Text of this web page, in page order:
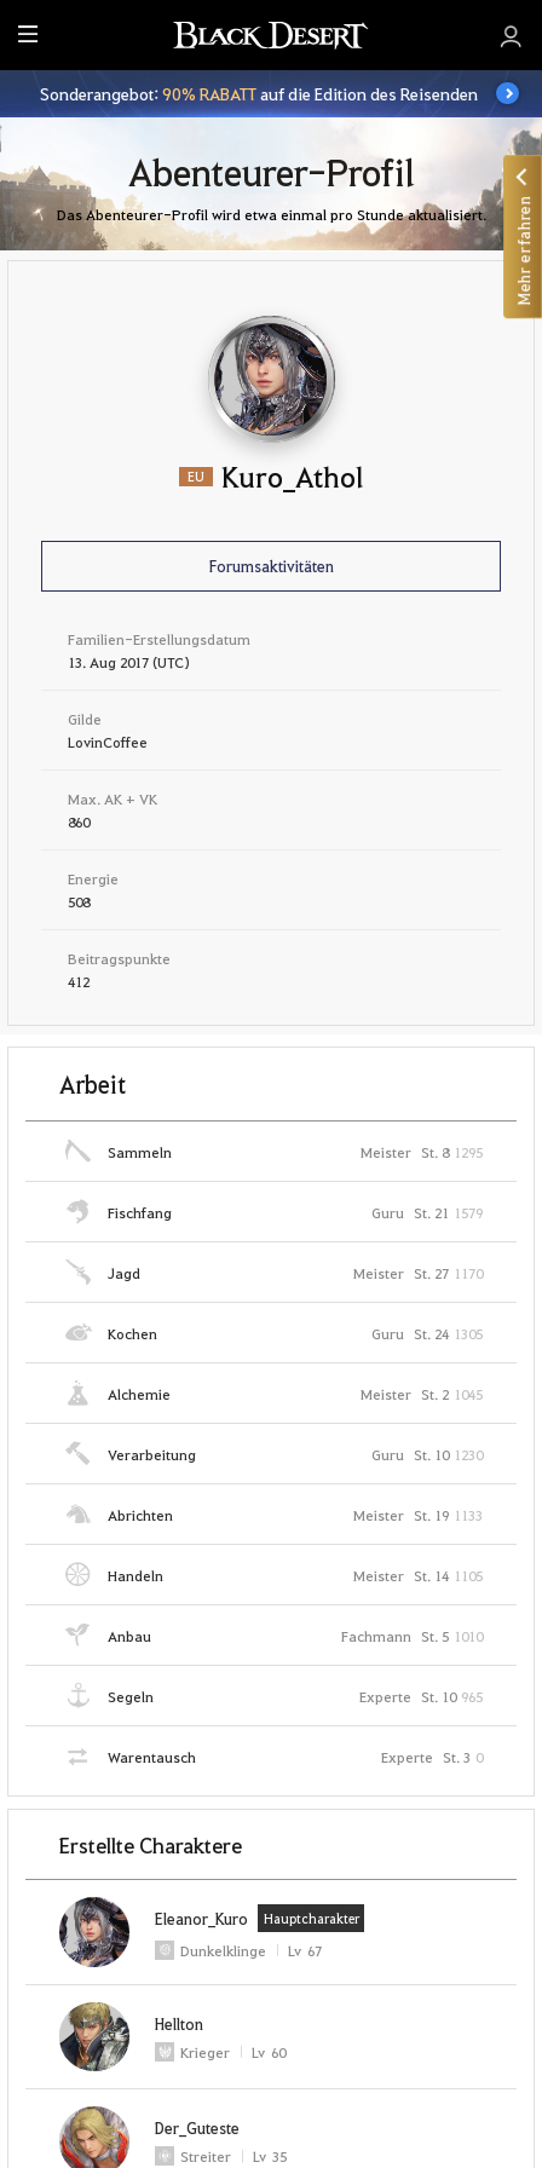
A
l
l Sonderangebot:90% RABATTauf die Edition des Reisenden
Abenteurer-Profil
Das Abenteurer-Profil wird etwa einmal pro Stunde aktualisiert.
EU Kuro_Athol
Forumsaktivitäten
Familien-Erstellungsdatum
13. Aug 2017 (UTC)
Gilde
LovinCoffee
Max. AK + VK
860
Energie
508
Beitragspunkte
412
Arbeit
Sammeln Meister St. 8 1295
Fischfang Guru St. 21 1579
Jagd Meister St. 27 1170
Kochen Guru St. 24 1305
Alchemie Meister St. 2 1045
Verarbeitung Guru St. 10 1230
Abrichten Meister St. 19 1133
Handeln Meister St. 14 1105
Anbau Fachmann St. 5 1010
Segeln Experte St. 10 965
Warentausch Experte St. 3 0
Erstellte Charaktere
Eleanor_Kuro Hauptcharakter
Dunkelklinge Lv 67
Hellton
Krieger Lv 60
Der_Guteste
Streiter Lv 35
Mehr erfahren